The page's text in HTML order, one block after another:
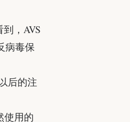
，AVS
病毒保
后的注
使用的